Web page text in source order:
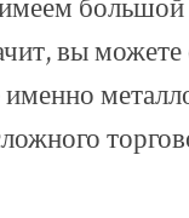
большой
вы
именно